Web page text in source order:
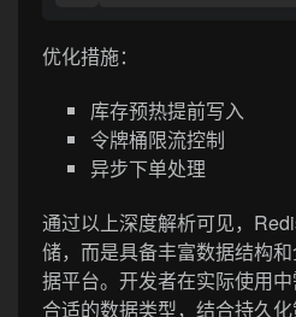
优化措施：
库存预热提前写入
令牌桶限流控制
异步下单处理
通过以上深度解析可见，
储，而是具备丰富数据结构
据平台。开发者在实际使用
合适的数据类型，结合持久